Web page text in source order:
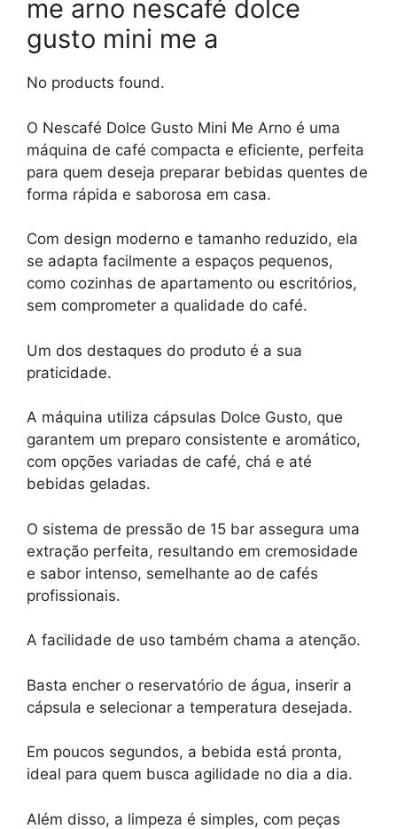
me arno nescafé dolce
gusto mini me a
No products found.
O Nescafé Dolce Gusto Mini Me Arno é uma
máquina de café compacta e eficiente, perfeita
para quem deseja preparar bebidas quentes de
forma rápida e saborosa em casa.
Com design moderno e tamanho reduzido, ela
se adapta facilmente a espaços pequenos,
como cozinhas de apartamento ou escritórios,
sem comprometer a qualidade do café.
Um dos destaques do produto é a sua
praticidade.
A máquina utiliza cápsulas Dolce Gusto, que
garantem um preparo consistente e aromático,
com opções variadas de café, chá e até
bebidas geladas.
O sistema de pressão de 15 bar assegura uma
extração perfeita, resultando em cremosidade
e sabor intenso, semelhante ao de cafés
profissionais.
A facilidade de uso também chama a atenção.
Basta encher o reservatório de água, inserir a
cápsula e selecionar a temperatura desejada.
Em poucos segundos, a bebida está pronta,
ideal para quem busca agilidade no dia a dia.
Além disso, a limpeza é simples, com peças